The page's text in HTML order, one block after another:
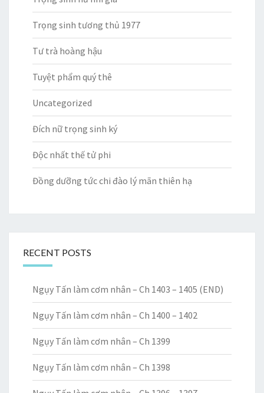
Trọng sinh tương thủ 1977
Tư trà hoàng hậu
Tuyệt phẩm quý thê
Uncategorized
Đích nữ trọng sinh ký
Độc nhất thế tử phi
Đồng dưỡng tức chi đào lý mãn thiên hạ
RECENT POSTS
Ngụy Tấn làm cơm nhân – Ch 1403 – 1405 (END)
Ngụy Tấn làm cơm nhân – Ch 1400 – 1402
Ngụy Tấn làm cơm nhân – Ch 1399
Ngụy Tấn làm cơm nhân – Ch 1398